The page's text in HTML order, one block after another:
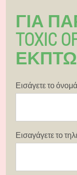
ΓΙΑ
TOXIC
Εισάγετε το
Εισαγάγετε το